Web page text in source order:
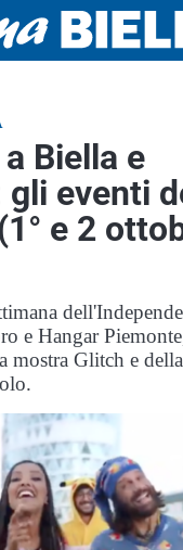
Biella e
eventi
e 2
e Hangar
mostra Glitch e